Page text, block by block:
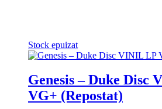
Stock epuizat
Genesis – Duke Disc VINIL LP VG
VG+ (Repostat)